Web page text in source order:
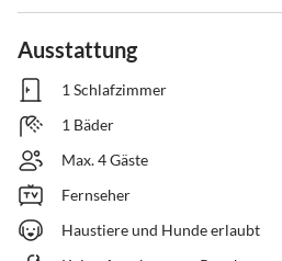
Ausstattung
1 Schlafzimmer
1 Bäder
Max. 4 Gäste
Fernseher
Haustiere und Hunde erlaubt